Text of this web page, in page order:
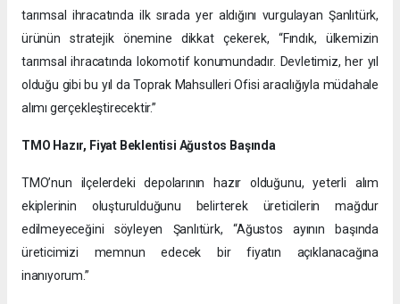
tarımsal ihracatında ilk sırada yer aldığını vurgulayan Şanlıtürk,
ürünün stratejik önemine dikkat çekerek, “Fındık, ülkemizin
tarımsal ihracatında lokomotif konumundadır. Devletimiz, her yıl
olduğu gibi bu yıl da Toprak Mahsulleri Ofisi aracılığıyla müdahale
alımı gerçekleştirecektir.”
TMO Hazır, Fiyat Beklentisi Ağustos Başında
TMO’nun ilçelerdeki depolarının hazır olduğunu, yeterli alım
ekiplerinin oluşturulduğunu belirterek üreticilerin mağdur
edilmeyeceğini söyleyen Şanlıtürk, “Ağustos ayının başında
üreticimizi memnun edecek bir fiyatın açıklanacağına
inanıyorum.”